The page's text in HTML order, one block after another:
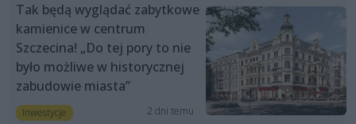
Tak będą wyglądać zabytkowe
kamienice w centrum
Szczecina! „Do tej pory to nie
było możliwe w historycznej
zabudowie miasta”
Inwestycje 2 dni temu